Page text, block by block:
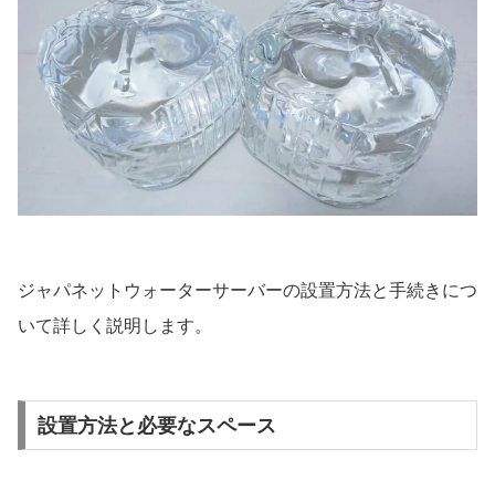
ジャパネットウォーターサーバーの設置方法と手続きにつ
いて詳しく説明します。
設置方法と必要なスペース